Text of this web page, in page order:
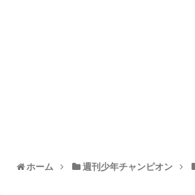
ホーム 週刊少年チャンピオン